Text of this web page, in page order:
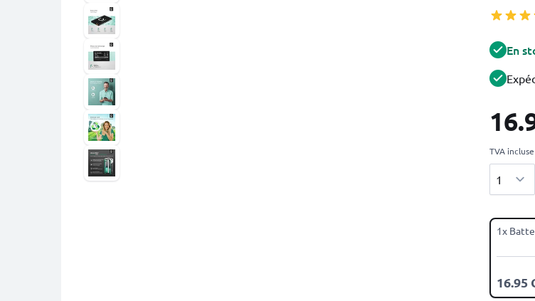
En
TVA incluse
1x
16.95